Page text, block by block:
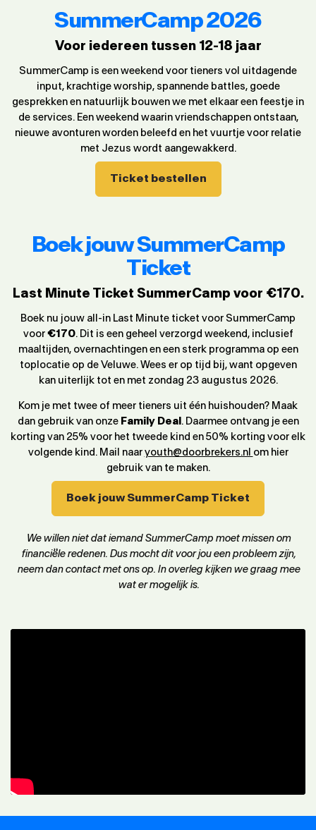
SummerCamp 2026
Voor iedereen tussen 12-18 jaar
SummerCamp is een weekend voor tieners vol uitdagende
input, krachtige worship, spannende battles, goede
gesprekken en natuurlijk bouwen we met elkaar een feestje in
de services. Een weekend waarin vriendschappen ontstaan,
nieuwe avonturen worden beleefd en het vuurtje voor relatie
met Jezus wordt aangewakkerd.
Ticket bestellen
Boek jouw SummerCamp
Ticket
Last Minute Ticket SummerCamp voor €170.
Boek nu jouw all-in Last Minute ticket voor SummerCamp
voor€170. Dit is een geheel verzorgd weekend, inclusief
maaltijden, overnachtingen en een sterk programma op een
toplocatie op de Veluwe. Wees er op tijd bij, want opgeven
kan uiterlijk tot en met zondag 23 augustus 2026.
Kom je met twee of meer tieners uit één huishouden? Maak
dan gebruik van onze Family Deal. Daarmee ontvang je een
korting van 25% voor het tweede kind en 50% korting voor elk
volgende kind. Mail naaryouth@doorbrekers.nl om hier
gebruik van te maken.
Boek jouw SummerCamp Ticket
We willen niet dat iemand SummerCamp moet missen om
financiële redenen. Dus mocht dit voor jou een probleem zijn,
neem dan contact met ons op. In overleg kijken we graag mee
wat er mogelijk is.